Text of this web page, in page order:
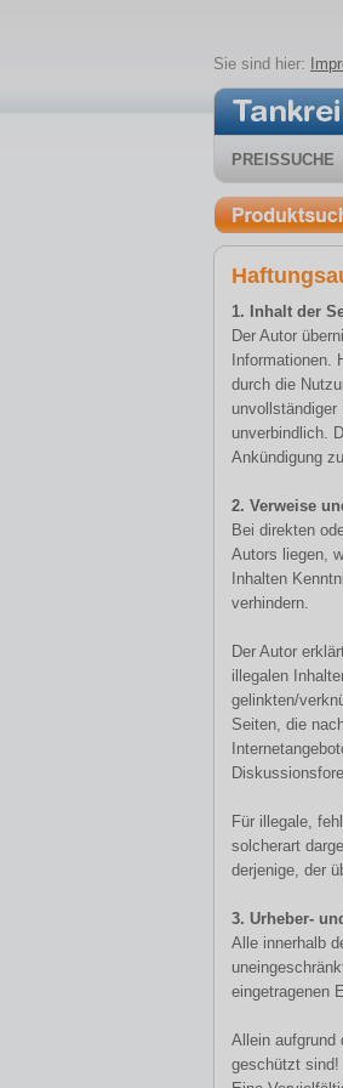
Sie sind hier:
PREISSUCHE
1. Inhalt der
Der Autor
Informationen.
durch die
unverbindlich.
Ankündigung
2. Verweise
Bei direkten
Autors liegen,
Inhalten
verhindern.
Der Autor
illegalen
gelinkten/
Seiten, die
Für illegale,
solcherart
derjenige, der
3. Urheber-
Alle innerhalb
eingetragenen
Allein aufgrund
geschützt sind!